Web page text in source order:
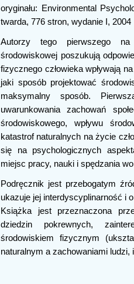
oryginału: Environmental
twarda, 776 stron, wydanie I, 2004
Autorzy tego pierwszego
środowiskowej poszukują
fizycznego człowieka wpływają
jaki sposób projektować
maksymalny sposób.
uwarunkowania zachowań
środowiskowego, wpływu
katastrof naturalnych na życie
się na psychologicznych
miejsc pracy, nauki i spędzania
Podręcznik jest przebogatym
ukazuje jej interdyscyplinarność i
Książka jest przeznaczona
dziedzin pokrewnych,
środowiskiem fizycznym
naturalnym a zachowaniami